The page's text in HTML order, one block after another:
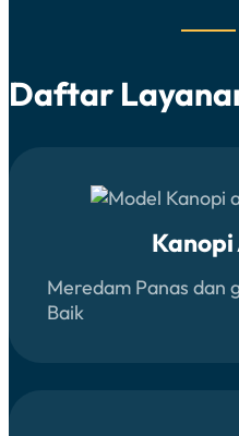
Daftar
Meredam Panas dan
Baik